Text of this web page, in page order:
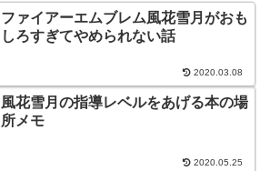
ファイアーエムブレム風花雪月がおも
しろすぎてやめられない話
2020.03.08
風花雪月の指導レベルをあげる本の場
所メモ
2020.05.25